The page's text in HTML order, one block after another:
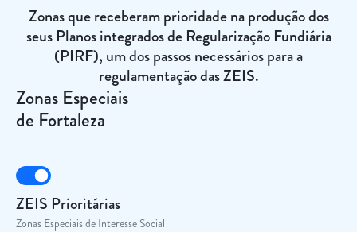
Zonas Especiais
de Fortaleza
ZEIS Prioritárias
Zonas Especiais de Interesse Social
Zonas que receberam prioridade na produção dos
seus Planos integrados de Regularização Fundiária
(PIRF), um dos passos necessários para a
regulamentação das ZEIS.